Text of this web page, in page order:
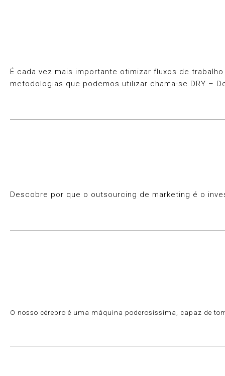
É cada vez mais importante otimizar fluxos de
metodologias que podemos utilizar chama-se DRY –
Descobre por que o outsourcing de marketing é o
O nosso cérebro é uma máquina poderosíssima, capaz de